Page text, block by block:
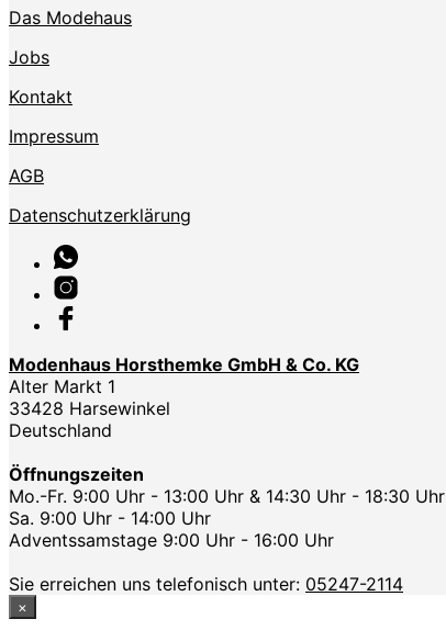
Das Modehaus
Jobs
Kontakt
Impressum
AGB
Datenschutzerklärung
Modenhaus Horsthemke GmbH & Co. KG
Alter Markt 1
33428 Harsewinkel
Deutschland
Öffnungszeiten
Mo.-Fr. 9:00 Uhr - 13:00 Uhr & 14:30 Uhr - 18:30 Uhr
Sa. 9:00 Uhr - 14:00 Uhr
Adventssamstage 9:00 Uhr - 16:00 Uhr
Sie erreichen uns telefonisch unter: 05247-2114
×